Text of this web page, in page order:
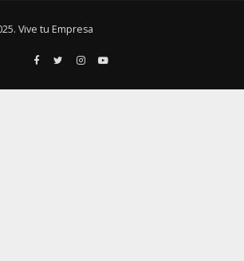
Vive tu Empresa